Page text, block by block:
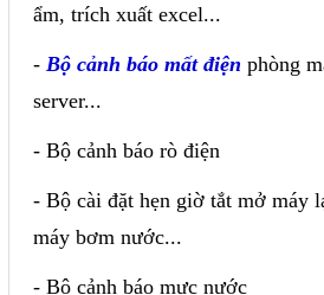
ẩm, trích xuất excel...
- Bộ cảnh báo mất điện phòng
server...
- Bộ cảnh báo rò điện
- Bộ cài đặt hẹn giờ tắt mở máy
máy bơm nước...
- Bộ cảnh báo mực nước